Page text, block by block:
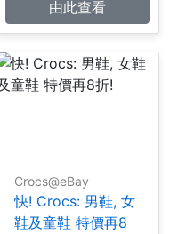
由此查看
Crocs@eBay
快! Crocs: 男鞋, 女
鞋及童鞋 特價再8